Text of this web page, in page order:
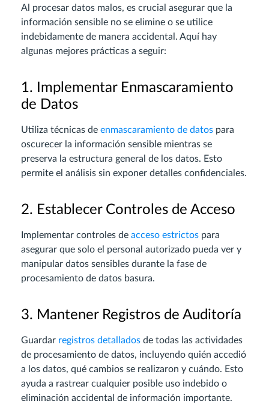
Al procesar datos malos, es crucial asegurar que la
información sensible no se elimine o se utilice
indebidamente de manera accidental. Aquí hay
algunas mejores prácticas a seguir:
1. Implementar Enmascaramiento
de Datos
Utiliza técnicas de enmascaramiento de datos para
oscurecer la información sensible mientras se
preserva la estructura general de los datos. Esto
permite el análisis sin exponer detalles confidenciales.
2. Establecer Controles de Acceso
Implementar controles de acceso estrictos para
asegurar que solo el personal autorizado pueda ver y
manipular datos sensibles durante la fase de
procesamiento de datos basura.
3. Mantener Registros de Auditoría
Guardar registros detallados de todas las actividades
de procesamiento de datos, incluyendo quién accedió
a los datos, qué cambios se realizaron y cuándo. Esto
ayuda a rastrear cualquier posible uso indebido o
eliminación accidental de información importante.